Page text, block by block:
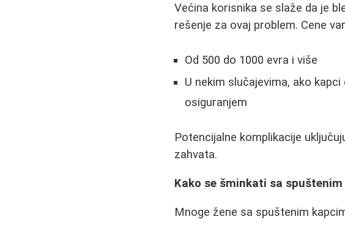
Većina korisnika se slaže da je
rešenje za ovaj problem. Cene
Od 500 do 1000 evra i više
U nekim slučajevima, ako
osiguranjem
Potencijalne komplikacije
zahvata.
Kako se šminkati sa
Mnoge žene sa spuštenim